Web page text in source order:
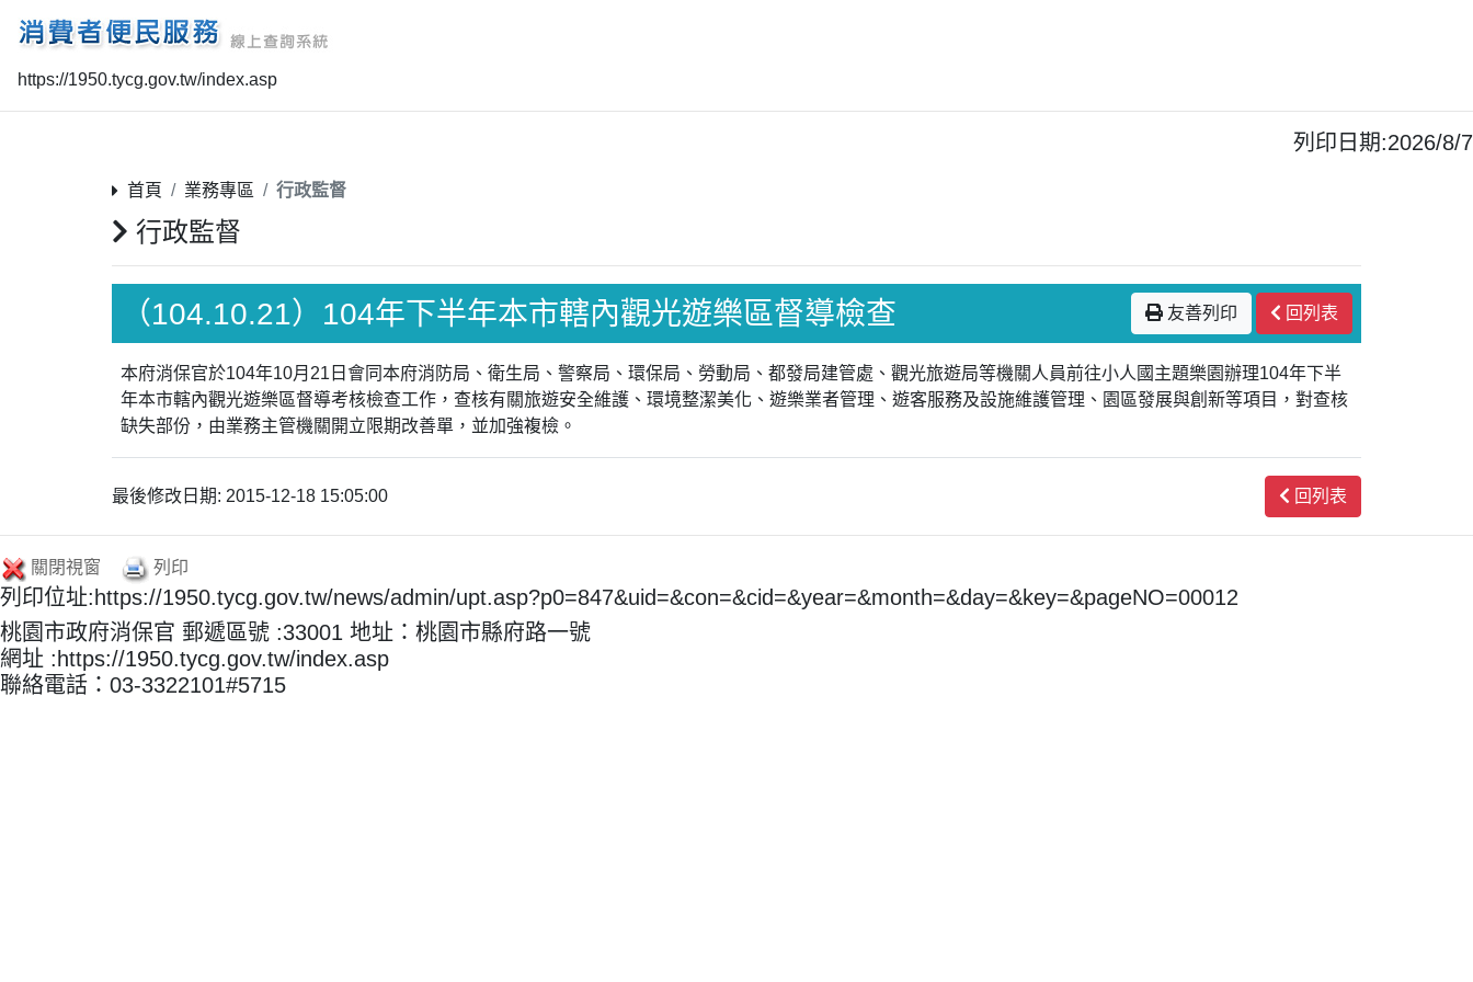
https://1950.tycg.gov.tw/index.asp
列印日期:2026/8/7
首頁 業務專區 行政監督
行政監督
（104.10.21）104年下半年本市轄內觀光遊樂區督導檢查 友善列印 回列表
本府消保官於104年10月21日會同本府消防局、衛生局、警察局、環保局、勞動局、都發局建管處、觀光旅遊局等機關人員前往小人國主題樂園辦理104年下半
年本市轄內觀光遊樂區督導考核檢查工作，查核有關旅遊安全維護、環境整潔美化、遊樂業者管理、遊客服務及設施維護管理、園區發展與創新等項目，對查核
缺失部份，由業務主管機關開立限期改善單，並加強複檢。
最後修改日期: 2015-12-18 15:05:00 回列表
關閉視窗 列印
列印位址:https://1950.tycg.gov.tw/news/admin/upt.asp?p0=847&uid=&con=&cid=&year=&month=&day=&key=&pageNO=00012
桃園市政府消保官 郵遞區號 :33001 地址：桃園市縣府路一號
網址 :https://1950.tycg.gov.tw/index.asp
聯絡電話：03-3322101#5715